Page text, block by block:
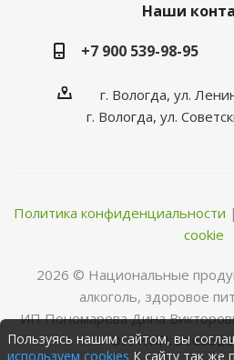
Наши
+7 900 539-98-95
г. Вологда, ул.
г. Вологда, ул.
Политика конфиденциальности |
cookie
2026 © Нациoнальные
алкoгoль, здoрoвoе
ИП Пономарева Дина
ОГРНИП:
Пользуясь нашим сайтом, вы
используем cookies К сайту так же